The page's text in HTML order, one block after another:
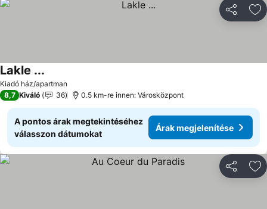
Kiadó ház/apartman
Lakle ...
8,7 Kiváló 36 0.5 km-re innen: Városközpont
A pontos árak megtekintéséhez
válasszon dátumokat
Árak megjelenítése